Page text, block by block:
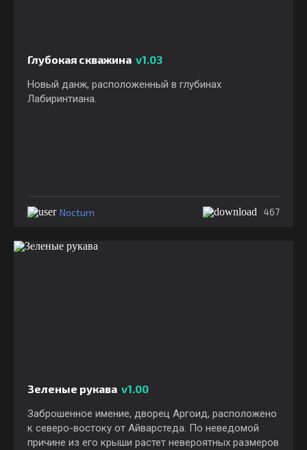
Глубокая скважина v1.03
Новый данж, расположенный в глубинах
Лабиринтиана.
Nocturn 467
Зеленые рукава v1.00
Заброшенное имение, дворец Аргоид, расположено
к северо-востоку от Айварстеда. По неведомой
причине из его крыши растет невероятных размеров